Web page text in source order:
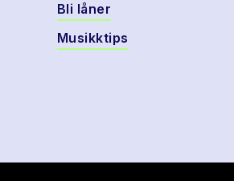
Bli låner
Musikktips